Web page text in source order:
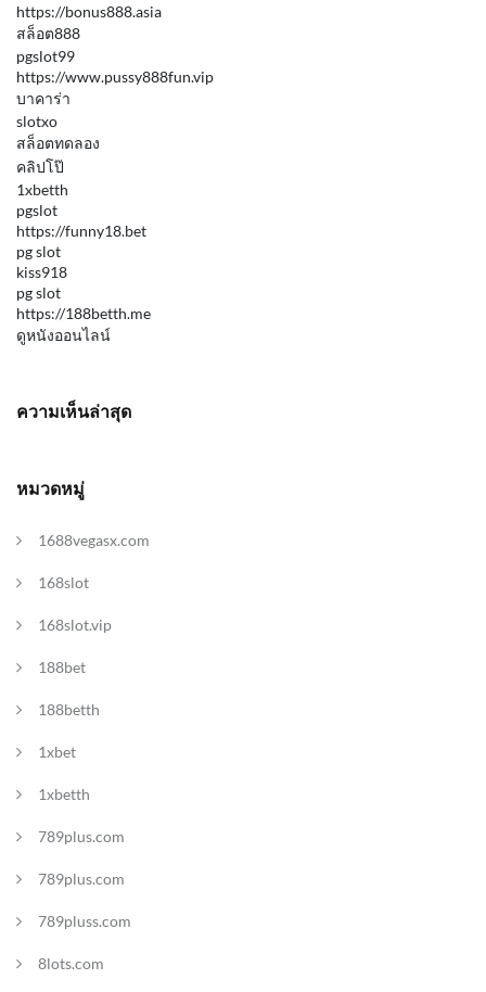
https://bonus888.asia
สล็อต888
pgslot99
https://www.pussy888fun.vip
บาคาร่า
slotxo
สล็อตทดลอง
คลิปโป๊
1xbetth
pgslot
https://funny18.bet
pg slot
kiss918
pg slot
https://188betth.me
ดูหนังออนไลน์
ความเห็นล่าสุด
หมวดหมู่
1688vegasx.com
168slot
168slot.vip
188bet
188betth
1xbet
1xbetth
789plus.com
789plus.com
789pluss.com
8lots.com